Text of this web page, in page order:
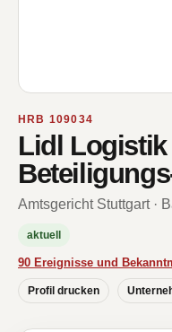
HRB 109034
Lidl Logistik
Amtsgericht Stuttgart ·
aktuell
90 Ereignisse und
Profil drucken